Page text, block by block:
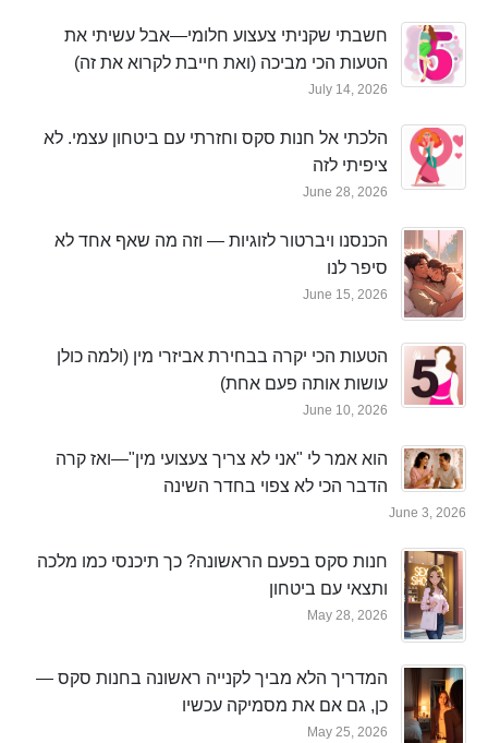
חשבתי שקניתי צעצוע חלומי—אבל עשיתי את
הטעות הכי מביכה (ואת חייבת לקרוא את זה)
July 14, 2026
הלכתי אל חנות סקס וחזרתי עם ביטחון עצמי. לא
ציפיתי לזה
June 28, 2026
הכנסנו ויברטור לזוגיות — וזה מה שאף אחד לא
סיפר לנו
June 15, 2026
הטעות הכי יקרה בבחירת אביזרי מין (ולמה כולן
עושות אותה פעם אחת)
June 10, 2026
הוא אמר לי "אני לא צריך צעצועי מין"—ואז קרה
הדבר הכי לא צפוי בחדר השינה
June 3, 2026
חנות סקס בפעם הראשונה? כך תיכנסי כמו מלכה
ותצאי עם ביטחון
May 28, 2026
המדריך הלא מביך לקנייה ראשונה בחנות סקס —
כן, גם אם את מסמיקה עכשיו
May 25, 2026